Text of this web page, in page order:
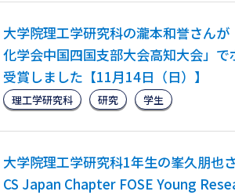
大学院理工学研究科の瀧本和誉さん
化学会中国四国支部大会高知大会」で
受賞しました【11月14日（日）】
理工学研究科 研究 学生
大学院理工学研究科1年生の峯久朋也
CS Japan Chapter FOSE Young